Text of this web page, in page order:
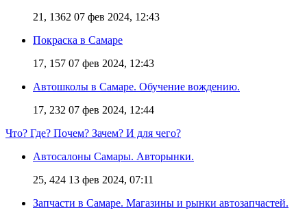
21, 1362 07 фев 2024, 12:43
Покраска в Самаре
17, 157 07 фев 2024, 12:43
Автошколы в Самаре. Обучение вождению.
17, 232 07 фев 2024, 12:44
Что? Где? Почем? Зачем? И для чего?
Автосалоны Самары. Авторынки.
25, 424 13 фев 2024, 07:11
Запчасти в Самаре. Магазины и рынки автозапчастей.